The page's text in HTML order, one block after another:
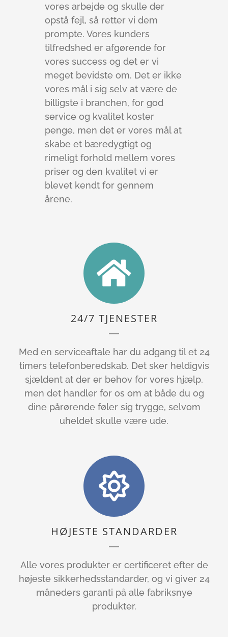
vores arbejde og skulle der
opstå fejl, så retter vi dem
prompte. Vores kunders
tilfredshed er afgørende for
vores success og det er vi
meget bevidste om. Det er ikke
vores mål i sig selv at være de
billigste i branchen, for god
service og kvalitet koster
penge, men det er vores mål at
skabe et bæredygtigt og
rimeligt forhold mellem vores
priser og den kvalitet vi er
blevet kendt for gennem
årene.
24/7 TJENESTER
Med en serviceaftale har du adgang til et 24
timers telefonberedskab. Det sker heldigvis
sjældent at der er behov for vores hjælp,
men det handler for os om at både du og
dine pårørende føler sig trygge, selvom
uheldet skulle være ude.
HØJESTE STANDARDER
Alle vores produkter er certificeret efter de
højeste sikkerhedsstandarder, og vi giver 24
måneders garanti på alle fabriksnye
produkter.